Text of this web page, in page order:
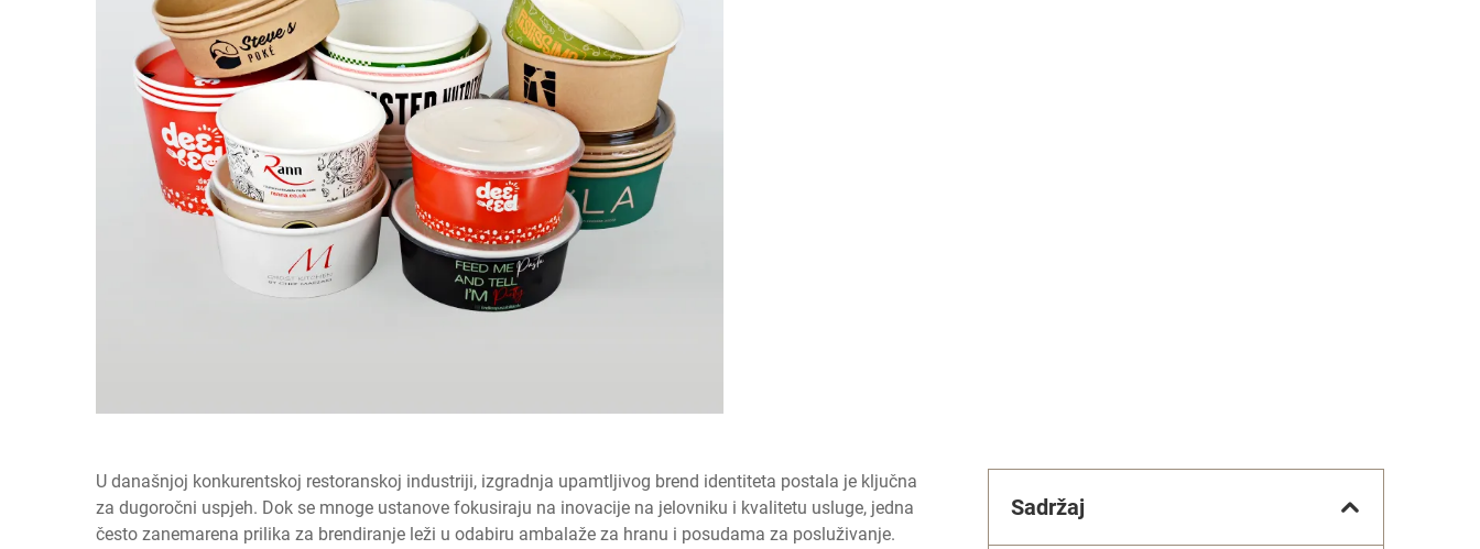
U današnjoj konkurentskoj restoranskoj industriji, izgradnja upamtljivog brend identiteta postala je ključna
za dugoročni uspjeh. Dok se mnoge ustanove fokusiraju na inovacije na jelovniku i kvalitetu usluge, jedna
često zanemarena prilika za brendiranje leži u odabiru ambalaže za hranu i posudama za posluživanje.
Sadržaj